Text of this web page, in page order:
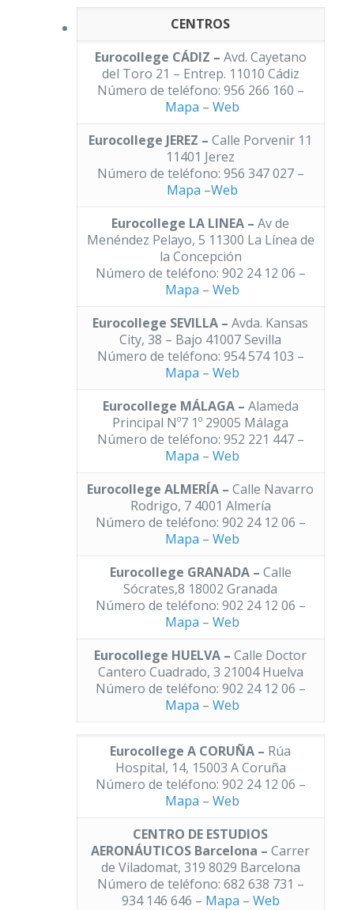
CENTROS
Eurocollege CÁDIZ – Avd. Cayetano
del Toro 21 – Entrep. 11010 Cádiz
Número de teléfono: 956 266 160 –
Mapa – Web
Eurocollege JEREZ –Calle Porvenir 11
11401 Jerez
Número de teléfono: 956 347 027 –
Mapa –Web
Eurocollege LA LINEA –Av de
Menéndez Pelayo, 5 11300 La Línea de
la Concepción
Número de teléfono: 902 24 12 06 –
Mapa – Web
Eurocollege SEVILLA –Avda. Kansas
City, 38 – Bajo 41007 Sevilla
Número de teléfono: 954 574 103 –
Mapa – Web
Eurocollege MÁLAGA – Alameda
Principal Nº7 1º 29005 Málaga
Número de teléfono: 952 221 447 –
Mapa – Web
Eurocollege ALMERÍA –Calle Navarro
Rodrigo, 7 4001 Almería
Número de teléfono: 902 24 12 06 –
Mapa – Web
Eurocollege GRANADA – Calle
Sócrates,8 18002 Granada
Número de teléfono: 902 24 12 06 –
Mapa – Web
Eurocollege HUELVA –Calle Doctor
Cantero Cuadrado, 3 21004 Huelva
Número de teléfono: 902 24 12 06 –
Mapa – Web
Eurocollege A CORUÑA – Rúa
Hospital, 14, 15003 A Coruña
Número de teléfono: 902 24 12 06 –
Mapa – Web
CENTRO DE ESTUDIOS
AERONÁUTICOS Barcelona –Carrer
de Viladomat, 319 8029 Barcelona
Número de teléfono: 682 638 731 –
934 146 646 – Mapa – Web